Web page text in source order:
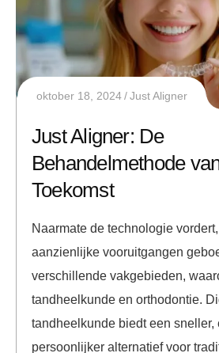
oktober 18, 2024 Just Aligner
Just Aligner: De
Behandelmethode
Toekomst
Naarmate de technologie
aanzienlijke vooruitgangen
verschillende vakgebieden,
tandheelkunde en orthodontie.
tandheelkunde biedt een sneller,
persoonlijker alternatief voor